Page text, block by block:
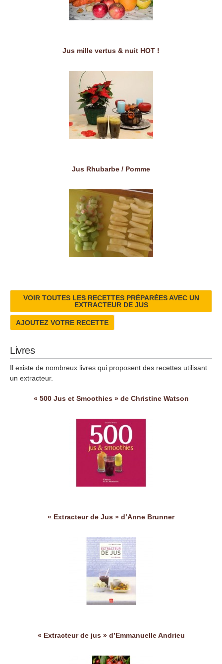
Jus mille vertus & nuit HOT !
Jus Rhubarbe / Pomme
VOIR TOUTES LES RECETTES PRÉPARÉES AVEC UN
EXTRACTEUR DE JUS
AJOUTEZ VOTRE RECETTE
Livres
Il existe de nombreux livres qui proposent des recettes utilisant
un extracteur.
« 500 Jus et Smoothies » de Christine Watson
« Extracteur de Jus » d’Anne Brunner
« Extracteur de jus » d’Emmanuelle Andrieu